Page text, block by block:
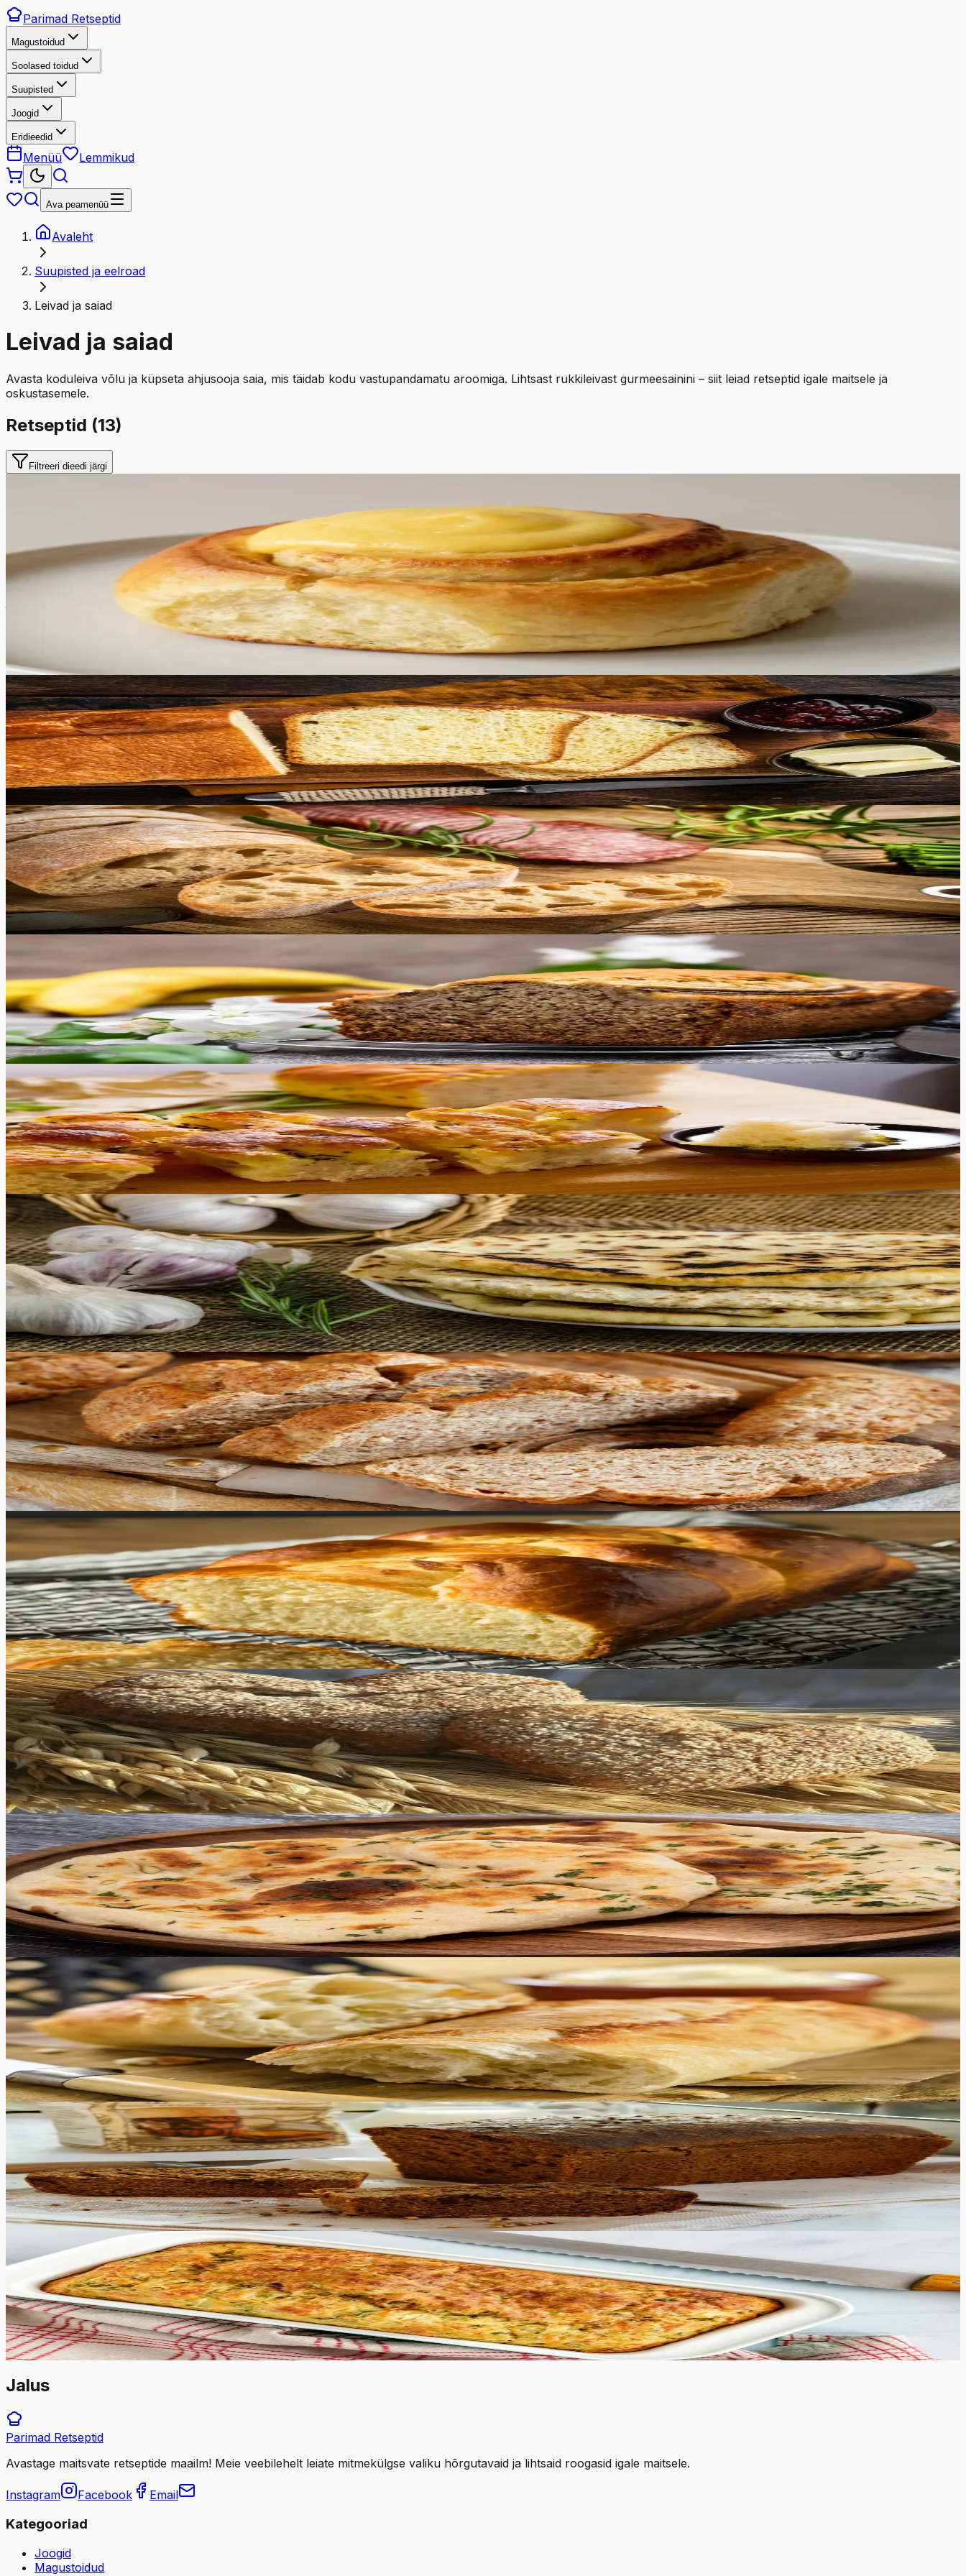
Parimad Retseptid
Magustoidud
Soolased toidud
Suupisted
Joogid
Eridieedid
Menüü Lemmikud
Ava peamenüü
Avaleht
Suupisted ja eelroad
Leivad ja saiad
Leivad ja saiad
Avasta koduleiva võlu ja küpseta ahjusooja saia, mis täidab kodu vastupandamatu aroomiga. Lihtsast rukkileivast gurmeesainini – siit leiad retseptid igale maitsele ja
oskustasemele.
Retseptid (13)
Filtreeri dieedi järgi
Dallase sai on tõeline kondiitritoodete klassika, mis lummab oma ülima pehmuse ja rikkaliku vanillimaitselise täidisega. See küpsetis pakub täiuslikku tasakaalu õhulise
pärmitaigna ja kreemja kohupiimatäidise vahel, mis sulab suus ja täidab köögi sooja koduse aroomiga. Iga amps paljastab kuldpruuni kooriku all peituva mahlase sisu, kus
vanillikreem on põimunud pehme saia kihtide vahele. Need saiad on suurepärased kaaslased hommikukohvi kõrvale või pidulikumaks puhuks, pakkudes lohutavat ja magusat
elamust igal aastaajal. Tänu erilisele valmistusviisile, kus täidet kasutatakse nii rulli vahel kui ka pealmisel osal, on tulemuseks erakordselt niiske tekstuur, mis püsib värske ka
järgmisel päeval. Visuaalselt on need saiad oma kollase täidisesilmaga äärmiselt kutsuvad, meenutades väikeseid päikeserattaid taldrikul. See on küpsetis neile, kes hindavad
klassikalisi maitseid puhtal ja külluslikul kujul, kus kvaliteetne või ja ehtne vanill mängivad peaosa.
26tk
Keskmine
5.0Hinnang:(7)
Lihtne vormisai
See saia retsept on imelihtne ning sai ülimalt maitsev. Proovige järgi ja te ei osta saia enam kunagi poest!
50min
Keskmine
4.8Hinnang:(5)
Ciabatta
See Ciabatta retsept on suurepärane! Võtke täna viis minutit, et valmistada eeltainas ning küpsetage homme kaks suurepärast krõbedat Itaalia leiba ehk Ciabatta't.
40min
15tk
Banaanileib
See mahlane ja magus banaanileib sobib hästi serveerimiseks perele ja sõpradele! Proovige ka röstituna!
75min
12tk
Keskmine
5.0Hinnang:(5)
Focaccia
See omatehtud Focaccia leib on suurepärane alternatiiv küüslauguleivale. Palju ürte ja palju maitset!
35min
12tk
Keskmine
5.0Hinnang:(10
Naan ehk India lameleib
Naan on India mandril populaarne leivaküpsetis, mida traditsiooniliselt küpsetatakse tandooris (saviahjus). See on pehme ja kergelt nätske ning sobib ideaalselt erinevate
roogadega. Seda retsepti on lihtne järgida ja sellest saab iga kord maitsva, autentse maitsega naani. Olenemata sellest, kas olete India köögi fänn või soovite lihtsalt midagi uut
proovida, see retsept meeldib teile kindlasti!
50min
14tk
Keskmine
4.9Hinnang:(8)
Sepik seemnetega
See seemnesepik on maitsev ja tervislik alternatiiv traditsioonilisele saiale, mis on täis lina- ja päevalilleseemnete toitaineid ja kasulikke omadusi. Seda on ka lihtne valmistada ja
seda saab kohandada vastavalt teie maitse-eelistustele. Olenemata sellest, kas soovite valmistada maitsvaid võileibu või soovite lihtsalt tervislikumat varianti röstsaia jaoks, see
retsept saab kindlasti teie uueks lemmikuks!
40min
15tk
Raske
4.8Hinnang:(10)
Brioche
Nautige värskelt küpsetatud Brioche kohevat ja õhulist tekstuuri. See klassikaline Prantsuse sai on oma rikkaliku ja luksusliku tekstuuri ning kergelt magusa maitsega
populaarne kõigi seas. Oma pehme sisu ja kuldse koorega sobib Brioche ideaalselt nii võileibade valmistamiseks kui ka magustoiduks! See retsept on lihtne, mistõttu saab selle
saia valmistamisega hakkama igaüks!
70min
2tk
Keskmine
5.0Hinnang:(3)
Karask
See maalähedane ja tervislik odrakarask on valmistatud sajaprotsendilisest odrajahust, mis annab sellele erilise maitse. Tekstuur on sarnane maisileivale. See lõikub kergesti ja
sellest saab suurepärase röstsaia.
48min
16tk
Raske
5.0Hinnang:(8)
Pita leib
Parim ja lihtsaim koduse pitaleiva retsept! Ja mis kõige parem – pita leib valmib vaid 5 koostisosaga! Pealt kaunilt kuldpruunid ja krõbedad, seest imeliselt pehmed, sobivad pita
leivad ideaalselt lisandiks iga roa kõrvale.
70min
6tk
Keskmine
4.9Hinnang:(10
Baguette
Pole midagi paremat kui värskelt küpsetatud prantsuse baguette pühapäeva hommikul. Või mis tahes hommikul. Väljastpoolt krõbe ja kaunilt kuldpruun, seestpoolt
suussulavalt pehme. Pisukese võiga on see üks minu lemmik hommikusööke.
60min
12tk
Keskmine
5.0Hinnang:(4)
Rukkileib
See lihtne üleöö rukkileib on kodune ja maitsev ning leivategemine oma ahjus ei saakski olla lihtsam.
45min
1tk
Hinnang:
Suvikõrvitsa sai
Mahlane ja maitsev suvikõrvitsa sai on imelihtne ning mõnusalt magus ja ka veidi kaneeline.
75min
20tk
Jalus
Parimad Retseptid
Avastage maitsvate retseptide maailm! Meie veebilehelt leiate mitmekülgse valiku hõrgutavaid ja lihtsaid roogasid igale maitsele.
Instagram Facebook Email
Kategooriad
Joogid
Magustoidud